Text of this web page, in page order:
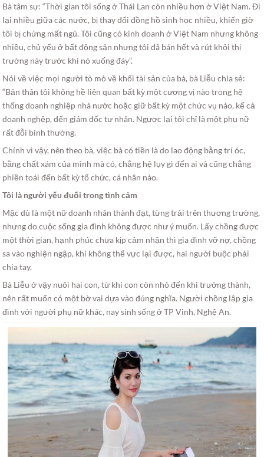
Bà tâm sự: “Thời gian tôi sống ở Thái Lan còn nhiều hơn ở Việt Nam. Đi
lại nhiều giữa các nước, bị thay đổi đồng hồ sinh học nhiều, khiến giờ
tôi bị chứng mất ngủ. Tôi cũng có kinh doanh ở Việt Nam nhưng không
nhiều, chủ yếu ở bất động sản nhưng tôi đã bán hết và rút khỏi thị
trường này trước khi nó xuống đáy”.
Nói về việc mọi người tò mò về khối tài sản của bà, bà Liễu chia sẻ:
“Bản thân tôi không hề liên quan bất kỳ một cương vị nào trong hệ
thống doanh nghiệp nhà nước hoặc giữ bất kỳ một chức vụ nào, kể cả
doanh nghệp, đến giám đốc tư nhân. Ngược lại tôi chỉ là một phụ nữ
rất đỗi bình thường.
Chính vì vậy, nên theo bà, việc bà có tiền là do lao động bằng trí óc,
bằng chất xám của mình mà có, chẳng hệ lụy gì đến ai và cũng chẳng
phiền toái đến bất kỳ tổ chức, cá nhân nào.
Tôi là người yếu đuối trong tình cảm
Mặc dù là một nữ doanh nhân thành đạt, từng trải trên thương trường,
nhưng do cuộc sống gia đình không được như ý muốn. Lấy chồng được
một thời gian, hạnh phúc chưa kịp cảm nhận thì gia đình vỡ nợ, chồng
sa vào nghiện ngập, khi không thể vực lại được, hai người buộc phải
chia tay.
Bà Liễu ở vậy nuôi hai con, từ khi con còn nhỏ đến khi trưởng thành,
nên rất muốn có một bờ vai dựa vào đúng nghĩa. Người chồng lập gia
đình với người phụ nữ khác, nay sinh sống ở TP Vinh, Nghệ An.